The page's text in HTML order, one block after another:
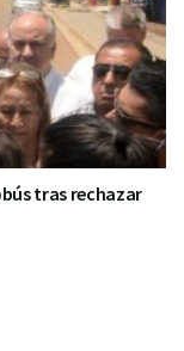
tras rechazar